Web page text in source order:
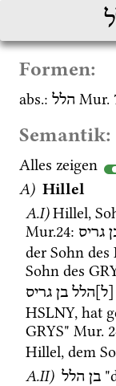
Formen:
abs.: הלל Mur.
Semantik:
Alles zeigen
A) Hillel
A.I)Hillel,
Mur.24: גריס
der Sohn des
Sohn des
[ל]הלל בן גריס
HSLNY, hat
GRYS" Mur.
Hillel, dem
A.II)
בן הלל